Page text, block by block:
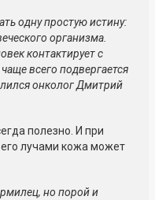
одну простую истину:
организма.
контактирует с
всего подвергается
онколог Дмитрий
полезно. И при
лучами кожа может
но порой и